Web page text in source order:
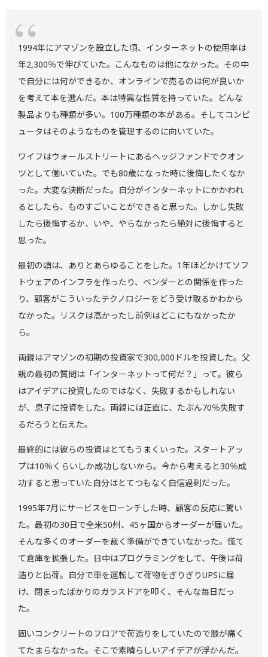
1994年にアマゾンを設立した頃、インターネットの使用率は
年2,300％で伸びていた。こんなものは他になかった。その中
で自分には何ができるか、オンラインで売るのは何が良いか
を考えて本を選んだ。本は特異な性質を持っていた。どんな
製品よりも種類が多い。100万種類の本がある。そしてコンピ
ュータはそのようなものを管理するのに向いていた。
ワイフはウォールストリートにあるヘッジファンドでクオン
ツとして働いていた。でも80歳になった時に後悔したくなか
った。大変な決断だった。自分がインターネットにかかわれ
るとしたら、ものすごいことができると思った。しかし失敗
したら後悔するか、いや、やらなかったら絶対に後悔すると
思った。
最初の頃は、ありとあらゆることをした。1年ほどかけてソフ
トウェアのインフラを作ったり、ベンダーとの関係を作った
り、顧客がこういったテクノロジーをどう受け取るかわから
なかった。リスクは高かったし前例はどこにもなかったか
ら。
両親はアマゾンの初期の投資家で300,000ドルを投資した。父
親の最初の質問は「インターネットって何だ？」って。彼ら
はアイデアに投資したのではなく、失敗するかもしれない
が、息子に投資をした。両親には正直に、たぶん70％失敗す
るだろうと伝えた。
最終的には彼らの投資はとてもうまくいった。スタートアッ
プは10％くらいしか成功しないから。今から考えると30％成
功すると思っていた自分はとてつもなく自信過剰だった。
1995年7月にサービスをローンチした時、顧客の反応に驚い
た。最初の30日で全米50州、45ヶ国からオーダーが届いた。
そんな多くのオーダーを裁く準備ができていなかった。慌て
て倉庫を拡張した。日中はプログラミングをして、午後は荷
造りと出荷。自分で車を運転して荷物をぎりぎりUPSに届
け、閉まったばかりのガラスドアを叩く、そんな毎日だっ
た。
固いコンクリートのフロアで荷造りをしていたので膝が痛く
てたまらなかった。そこで素晴らしいアイデアが浮かんだ。